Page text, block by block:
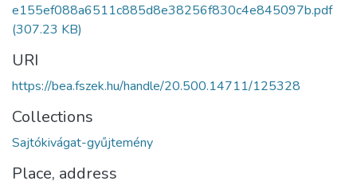
e155ef088a6511c885d8e38256f830c4e845097b.pdf
(307.23 KB)
URI
https://bea.fszek.hu/handle/20.500.14711/125328
Collections
Sajtókivágat-gyűjtemény
Place, address